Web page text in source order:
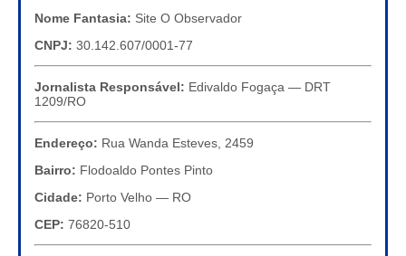
Nome Fantasia: Site O Observador
CNPJ: 30.142.607/0001-77
Jornalista Responsável: Edivaldo Fogaça — DRT
1209/RO
Endereço: Rua Wanda Esteves, 2459
Bairro: Flodoaldo Pontes Pinto
Cidade: Porto Velho — RO
CEP: 76820-510